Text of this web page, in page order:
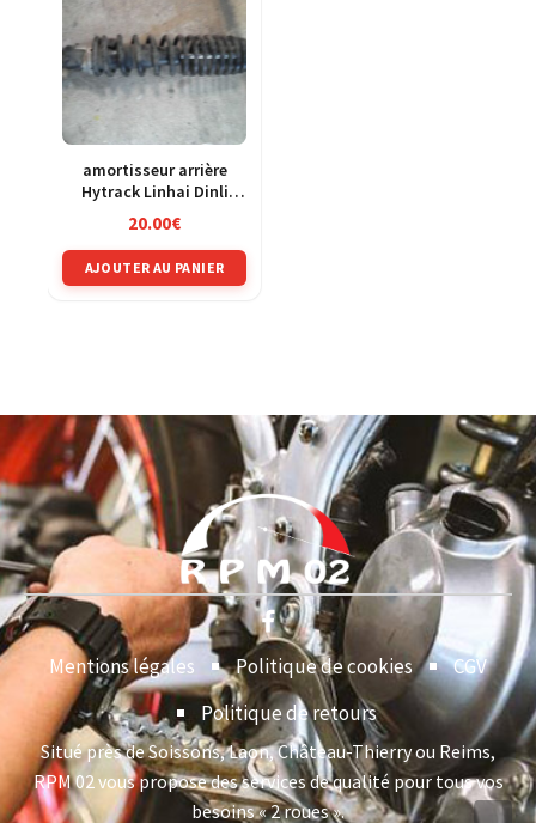
amortisseur arrière
Hytrack Linhai Dinli
Masai
20.00€
AJOUTER AU PANIER
Mentions légales Politique de cookies
CGV
Politique de retours
Situé près de Soissons, Laon, Château-Thierry ou Reims,
RPM 02 vous propose des services de qualité pour tous vos
besoins « 2 roues ».